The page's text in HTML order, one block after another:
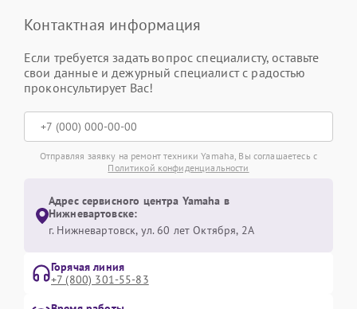
Контактная информация
Если требуется задать вопрос специалисту, оставьте
свои данные и дежурный специалист с радостью
проконсультирует Вас!
Отправляя заявку на ремонт техники Yamaha, Вы соглашаетесь с
Политикой конфиденциальности
Адрес сервисного центра Yamaha в
Нижневартовске:
г. Нижневартовск, ул. 60 лет Октября, 2А
Горячая линия
+7 (800) 301-55-83